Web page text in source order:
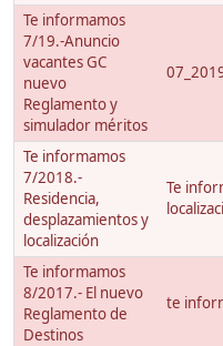
Te informamos
7/19.-Anuncio
vacantes GC
nuevo
Reglamento y
simulador méritos
Te informamos
7/2018.-
Residencia,
desplazamientos y
localización
Te
Te informamos
8/2017.- El nuevo
Reglamento de
Destinos
te